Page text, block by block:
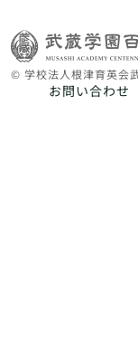
© 学校法人根津育英会
お問い合わせ